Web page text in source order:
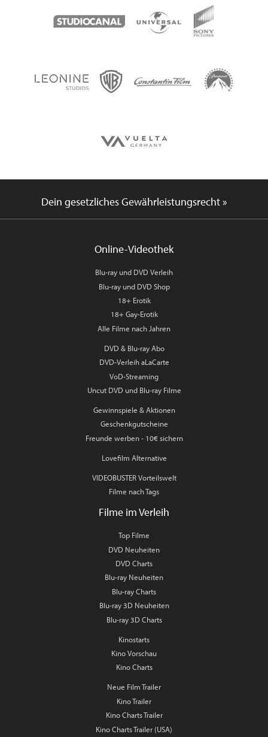
Dein gesetzliches Gewährleistungsrecht »
Online-Videothek
Blu-ray und DVD Verleih
Blu-ray und DVD Shop
18+ Erotik
18+ Gay-Erotik
Alle Filme nach Jahren
DVD & Blu-ray Abo
DVD-Verleih aLaCarte
VoD-Streaming
Uncut DVD und Blu-ray Filme
Gewinnspiele & Aktionen
Geschenkgutscheine
Freunde werben - 10€ sichern
Lovefilm Alternative
VIDEOBUSTER Vorteilswelt
Filme nach Tags
Filme im Verleih
Top Filme
DVD Neuheiten
DVD Charts
Blu-ray Neuheiten
Blu-ray Charts
Blu-ray 3D Neuheiten
Blu-ray 3D Charts
Kinostarts
Kino Vorschau
Kino Charts
Neue Film Trailer
Kino Trailer
Kino Charts Trailer
Kino Charts Trailer (USA)